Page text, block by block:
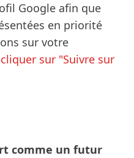
Google afin que
en priorité
sur votre
sur "Suivre sur
comme un futur